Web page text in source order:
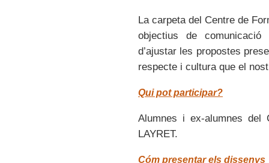
La carpeta del Centre de
objectius de comunicació
d’ajustar les propostes
respecte i cultura que el
Qui pot participar?
Alumnes i ex-alumnes del
LAYRET.
Cóm presentar els dissenys